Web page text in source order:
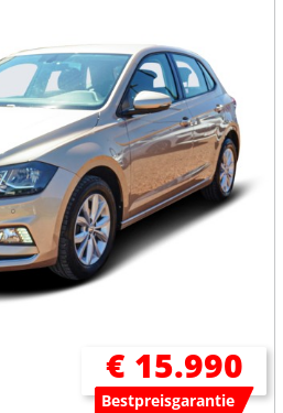
€ 15.990
Bestpreisgarantie